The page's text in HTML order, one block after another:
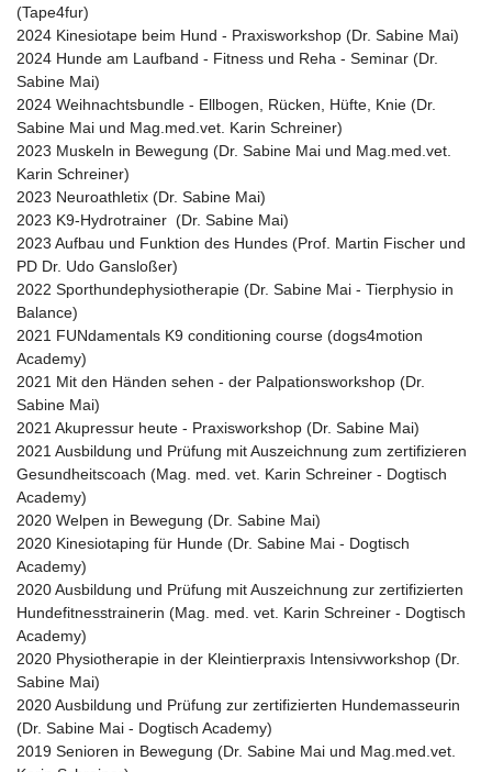
(Tape4fur)
2024 Kinesiotape beim Hund - Praxisworkshop (Dr. Sabine Mai)
2024 Hunde am Laufband - Fitness und Reha - Seminar (Dr.
Sabine Mai)
2024 Weihnachtsbundle - Ellbogen, Rücken, Hüfte, Knie (Dr.
Sabine Mai und Mag.med.vet. Karin Schreiner)
2023 Muskeln in Bewegung (Dr. Sabine Mai und Mag.med.vet.
Karin Schreiner)
2023 Neuroathletix (Dr. Sabine Mai)
2023 K9-Hydrotrainer (Dr. Sabine Mai)
2023 Aufbau und Funktion des Hundes (Prof. Martin Fischer und
PD Dr. Udo Gansloßer)
2022 Sporthundephysiotherapie (Dr. Sabine Mai - Tierphysio in
Balance)
2021 FUNdamentals K9 conditioning course (dogs4motion
Academy)
2021 Mit den Händen sehen - der Palpationsworkshop (Dr.
Sabine Mai)
2021 Akupressur heute - Praxisworkshop (Dr. Sabine Mai)
2021 Ausbildung und Prüfung mit Auszeichnung zum zertifizieren
Gesundheitscoach (Mag. med. vet. Karin Schreiner - Dogtisch
Academy)
2020 Welpen in Bewegung (Dr. Sabine Mai)
2020 Kinesiotaping für Hunde (Dr. Sabine Mai - Dogtisch
Academy)
2020 Ausbildung und Prüfung mit Auszeichnung zur zertifizierten
Hundefitnesstrainerin (Mag. med. vet. Karin Schreiner - Dogtisch
Academy)
2020 Physiotherapie in der Kleintierpraxis Intensivworkshop (Dr.
Sabine Mai)
2020 Ausbildung und Prüfung zur zertifizierten Hundemasseurin
(Dr. Sabine Mai - Dogtisch Academy)
2019 Senioren in Bewegung (Dr. Sabine Mai und Mag.med.vet.